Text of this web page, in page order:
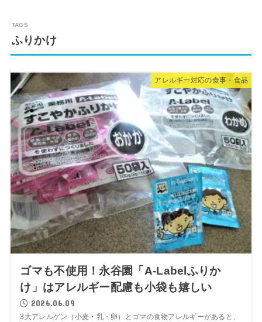
ふりかけ
アレルギー対応の食事・食品
ゴマも不使用！永谷園「A-Labelふりか
け」はアレルギー配慮も小袋も嬉しい
2026.06.09
3大アレルゲン（小麦・乳・卵）とゴマの食物アレルギーがあると、